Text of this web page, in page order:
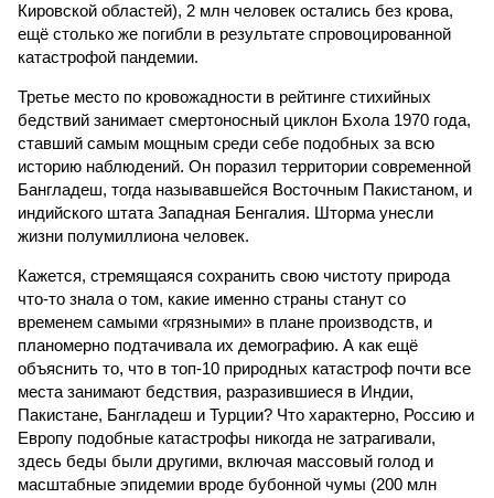
Кировской областей), 2 млн человек остались без крова,
ещё столько же погибли в результате спровоцированной
катастрофой пандемии.
Третье место по кровожадности в рейтинге стихийных
бедствий занимает смертоносный циклон Бхола 1970 года,
ставший самым мощным среди себе подобных за всю
историю наблюдений. Он поразил территории современной
Бангладеш, тогда называвшейся Восточным Пакистаном, и
индийского штата Западная Бенгалия. Шторма унесли
жизни полумиллиона человек.
Кажется, стремящаяся сохранить свою чистоту природа
что-то знала о том, какие именно страны станут со
временем самыми «грязными» в плане производств, и
планомерно подтачивала их демографию. А как ещё
объяснить то, что в топ-10 природных катастроф почти все
места занимают бедствия, разразившиеся в Индии,
Пакистане, Бангладеш и Турции? Что характерно, Россию и
Европу подобные катастрофы никогда не затрагивали,
здесь беды были другими, включая массовый голод и
масштабные эпидемии вроде бубонной чумы (200 млн